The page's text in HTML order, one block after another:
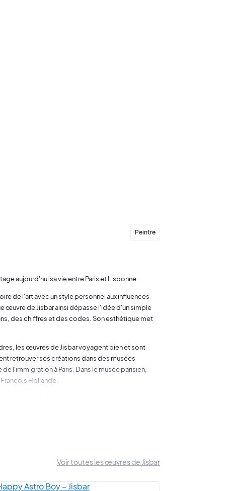
Peintre
aujourd'hui sa vie entre Paris et Lisbonne.
de l'art avec un style personnel aux influences
œuvre de Jisbar ainsi dépasse l'idée d'un simple
des chiffres et des codes. Son esthétique met
les œuvres de Jisbar voyagent bien et sont
retrouver ses créations dans des musées
l'immigration à Paris. Dans le musée parisien,
Hollande.
a plané à 33,4 km au-dessus de la Terre pendant
Voir toutes les œuvres de Jisbar